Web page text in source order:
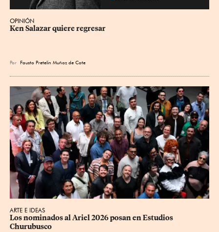
OPINIÓN
Ken Salazar quiere regresar
Por Fausto Pretelin Muñoz de Cote
ARTE E IDEAS
Los nominados al Ariel 2026 posan en Estudios
Churubusco